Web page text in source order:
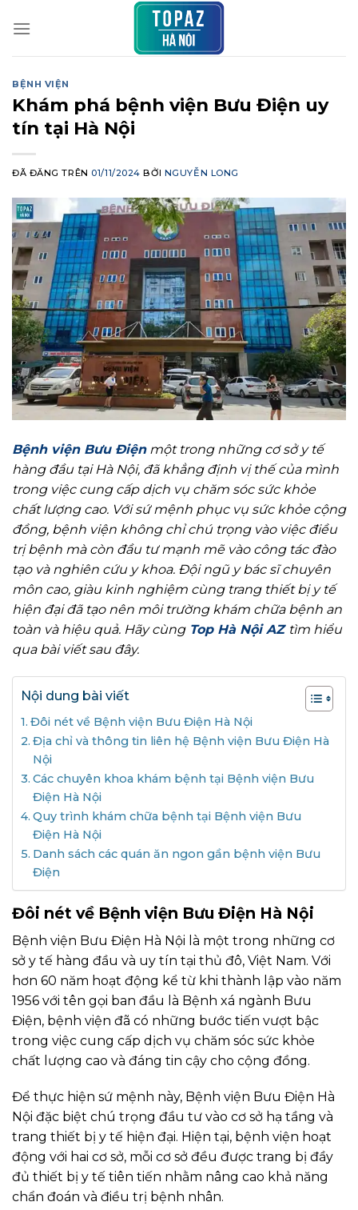
đến
BỆNH VIỆN
Khám phá bệnh viện Bưu Điện uy
tín tại Hà Nội
ĐÃ ĐĂNG TRÊN 01/11/2024 BỞI NGUYỄN LONG
Bệnh viện Bưu Điện một trong những cơ sở y tế
hàng đầu tại Hà Nội, đã khẳng định vị thế của mình
trong việc cung cấp dịch vụ chăm sóc sức khỏe
chất lượng cao. Với sứ mệnh phục vụ sức khỏe cộng
đồng, bệnh viện không chỉ chú trọng vào việc điều
trị bệnh mà còn đầu tư mạnh mẽ vào công tác đào
tạo và nghiên cứu y khoa. Đội ngũ y bác sĩ chuyên
môn cao, giàu kinh nghiệm cùng trang thiết bị y tế
hiện đại đã tạo nên môi trường khám chữa bệnh an
toàn và hiệu quả. Hãy cùng Top Hà Nội AZ tìm hiểu
qua bài viết sau đây.
Nội dung bài viết
Đôi nét về Bệnh viện Bưu Điện Hà Nội
Địa chỉ và thông tin liên hệ Bệnh viện Bưu Điện Hà
Nội
Các chuyên khoa khám bệnh tại Bệnh viện Bưu
Điện Hà Nội
Quy trình khám chữa bệnh tại Bệnh viện Bưu
Điện Hà Nội
Danh sách các quán ăn ngon gần bệnh viện Bưu
Điện
Đôi nét về Bệnh viện Bưu Điện Hà Nội
Bệnh viện Bưu Điện Hà Nội là một trong những cơ
sở y tế hàng đầu và uy tín tại thủ đô, Việt Nam. Với
hơn 60 năm hoạt động kể từ khi thành lập vào năm
1956 với tên gọi ban đầu là Bệnh xá ngành Bưu
Điện, bệnh viện đã có những bước tiến vượt bậc
trong việc cung cấp dịch vụ chăm sóc sức khỏe
chất lượng cao và đáng tin cậy cho cộng đồng.
Để thực hiện sứ mệnh này, Bệnh viện Bưu Điện Hà
Nội đặc biệt chú trọng đầu tư vào cơ sở hạ tầng và
trang thiết bị y tế hiện đại. Hiện tại, bệnh viện hoạt
động với hai cơ sở, mỗi cơ sở đều được trang bị đầy
đủ thiết bị y tế tiên tiến nhằm nâng cao khả năng
chẩn đoán và điều trị bệnh nhân.